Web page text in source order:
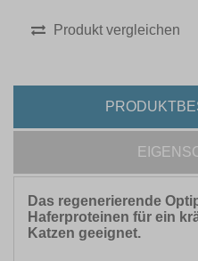
Produkt vergleichen
Das regenerierende
Haferproteinen für ein
Katzen geeignet.